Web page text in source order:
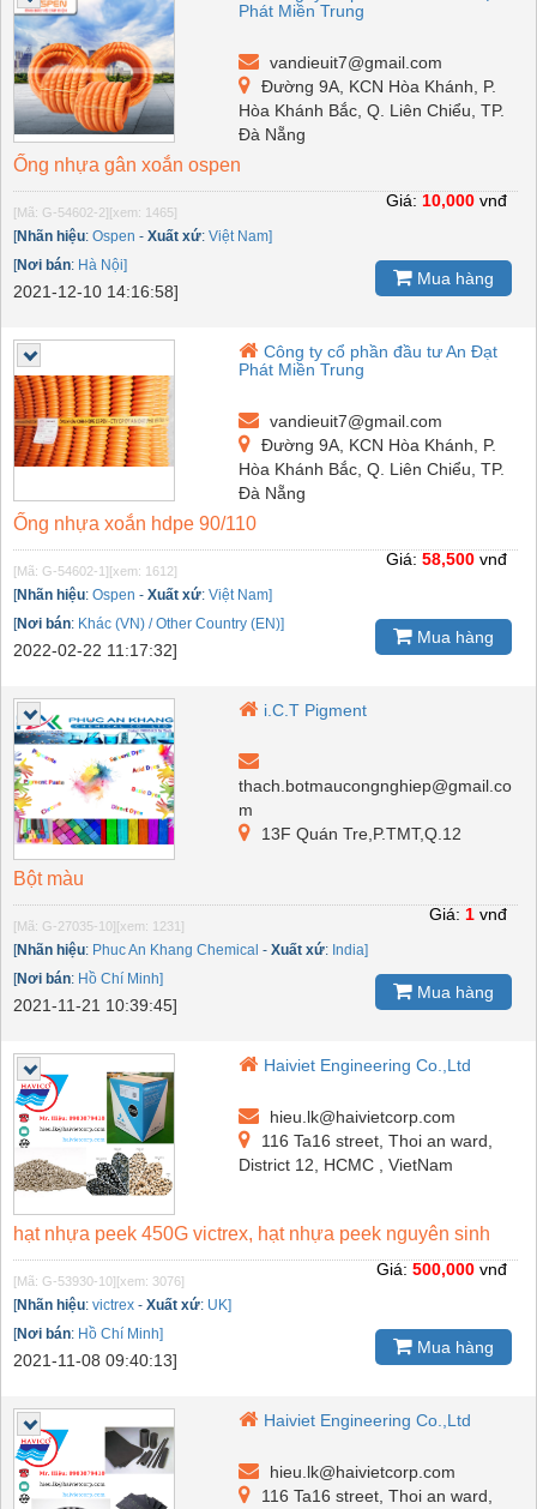
Phát Miền Trung
vandieuit7@gmail.com
Đường 9A, KCN Hòa Khánh, P.
Hòa Khánh Bắc, Q. Liên Chiểu, TP.
Đà Nẵng
Ống nhựa gân xoắn ospen
[Mã: G-54602-2] [xem: 1465]
[Nhãn hiệu: Ospen - Xuất xứ: Việt Nam]
[Nơi bán: Hà Nội]
2021-12-10 14:16:58]
Giá: 10,000 vnđ
Mua hàng
Công ty cổ phần đầu tư An Đạt
Phát Miền Trung
vandieuit7@gmail.com
Đường 9A, KCN Hòa Khánh, P.
Hòa Khánh Bắc, Q. Liên Chiểu, TP.
Đà Nẵng
Ống nhựa xoắn hdpe 90/110
[Mã: G-54602-1] [xem: 1612]
[Nhãn hiệu: Ospen - Xuất xứ: Việt Nam]
[Nơi bán: Khác (VN) / Other Country (EN)]
2022-02-22 11:17:32]
Giá: 58,500 vnđ
Mua hàng
i.C.T Pigment
thach.botmaucongnghiep@gmail.co
m
13F Quán Tre,P.TMT,Q.12
Bột màu
[Mã: G-27035-10] [xem: 1231]
[Nhãn hiệu: Phuc An Khang Chemical - Xuất xứ: India]
[Nơi bán: Hồ Chí Minh]
2021-11-21 10:39:45]
Giá: 1 vnđ
Mua hàng
Haiviet Engineering Co.,Ltd
hieu.lk@haivietcorp.com
116 Ta16 street, Thoi an ward,
District 12, HCMC , VietNam
hạt nhựa peek 450G victrex, hạt nhựa peek nguyên sinh
[Mã: G-53930-10] [xem: 3076]
[Nhãn hiệu: victrex - Xuất xứ: UK]
[Nơi bán: Hồ Chí Minh]
2021-11-08 09:40:13]
Giá: 500,000 vnđ
Mua hàng
Haiviet Engineering Co.,Ltd
hieu.lk@haivietcorp.com
116 Ta16 street, Thoi an ward,